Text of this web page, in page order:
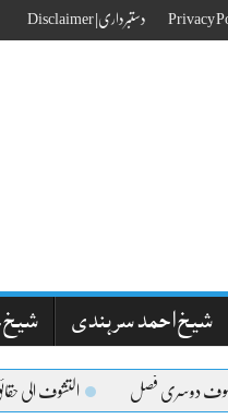
دستبرداری| Disclaimer
شیخ احمد سرہندی شیخ
دوسری فصل التشوف الی